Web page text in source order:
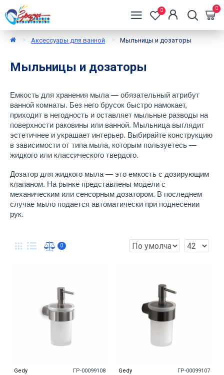
0 0
Аксессуары для ванной Мыльницы и дозаторы
Мыльницы и дозаторы
Емкость для хранения мыла — обязательный атрибут
ванной комнаты. Без него брусок быстро намокает,
приходит в негодность и оставляет мыльные разводы на
поверхности раковины или ванной. Мыльница выглядит
эстетичнее и украшает интерьер. Выбирайте конструкцию
в зависимости от типа мыла, которым пользуетесь —
жидкого или классического твердого.
Дозатор для жидкого мыла — это емкость с дозирующим
клапаном. На рынке представлены модели с
механическим или сенсорным дозатором. В последнем
случае мыло подается автоматически при поднесении
рук.
0
Gedy ГР-00099108 Gedy ГР-00099107